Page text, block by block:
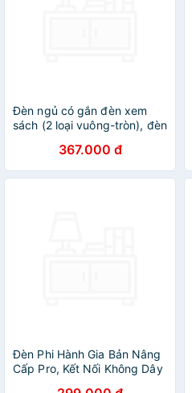
Đèn ngủ có gắn đèn xem
sách (2 loại vuông-tròn), đèn
trang trí DT367.000 đ
Đèn Phi Hành Gia Bản Nâng
Cấp Pro, Kết Nối Không Dây